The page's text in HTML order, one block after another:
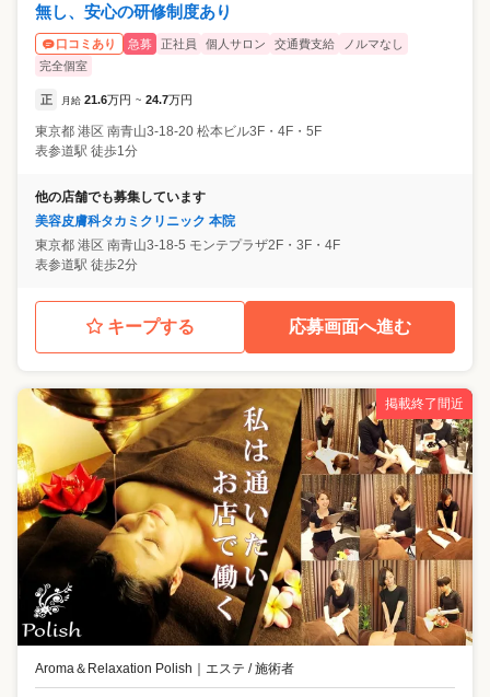
無し、安心の研修制度あり
口コミあり 急募 正社員 個人サロン 交通費支給
ノルマなし
完全個室
正 月給 21.6万円 ~ 24.7万円
東京都 港区 南青山3-18-20 松本ビル3F・4F・5F
表参道駅 徒歩1分
他の店舗でも募集しています
美容皮膚科タカミクリニック 本院
東京都 港区 南青山3-18-5 モンテプラザ2F・3F・4F
表参道駅 徒歩2分
キープする 応募画面へ進む
掲載終了間近
Aroma＆Relaxation Polish ｜ エステ / 施術者